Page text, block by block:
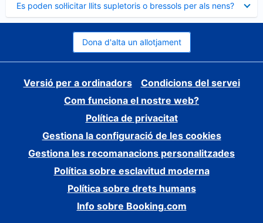
Es poden sol·licitar llits supletoris o bressols per als nens?
tancat
Dona d'alta un allotjament
Versió per a ordinadors
Condicions del servei
Com funciona el nostre web?
Política de privacitat
Gestiona la configuració de les cookies
Gestiona les recomanacions personalitzades
Política sobre esclavitud moderna
Política sobre drets humans
Info sobre Booking.com